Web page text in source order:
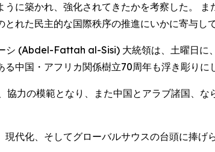
に築かれ、強化されてきたかを考察した。
れた民主的な国際秩序の推進にいかに寄与し
(Abdel-Fattah al-Sisi) 大統領は、土曜日に
中国・アフリカ関係樹立70周年も浮き彫りに
力の模範となり、また中国とアラブ諸国、な
代化、そしてグローバルサウスの台頭に捧げ